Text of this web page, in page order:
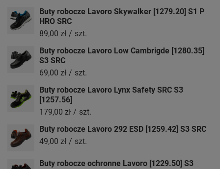
Buty robocze Lavoro Skywalker [1279.20] S1 P
HRO SRC
89,00 zł / szt.
Buty robocze Lavoro Low Cambrigde [1280.35]
S3 SRC
69,00 zł / szt.
Buty robocze Lavoro Lynx Safety SRC S3
[1257.56]
179,00 zł / szt.
Buty robocze Lavoro 292 ESD [1259.42] S3 SRC
49,00 zł / szt.
Buty robocze ochronne Lavoro [1229.50] S3